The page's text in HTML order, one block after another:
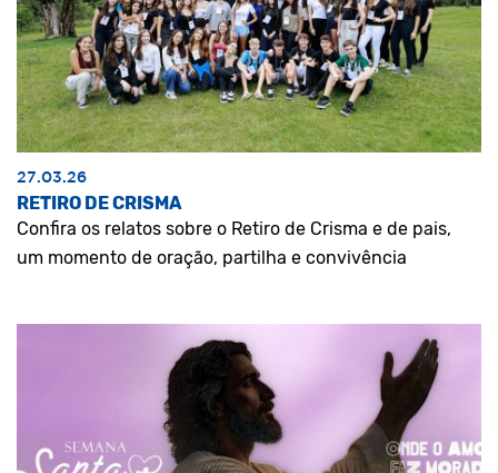
27.03.26
RETIRO DE CRISMA
Confira os relatos sobre o Retiro de Crisma e de pais,
um momento de oração, partilha e convivência